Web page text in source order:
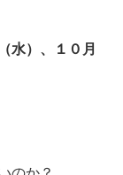
水）、１０月